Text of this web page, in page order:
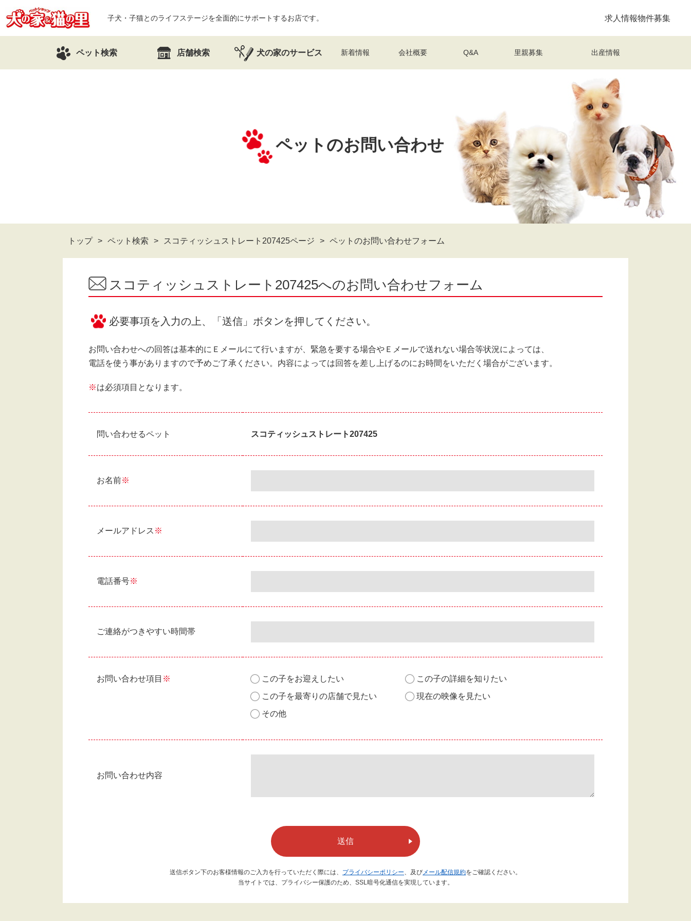
子犬・子猫とのライフステージを全面的にサポートするお店です。 求人情報物件募集
ペット検索 店舗検索 犬の家のサービス 新着情報 会社概要 Q&A 里親募集 出産情報
ペットのお問い合わせ
トップ ペット検索 スコティッシュストレート207425ページ ペットのお問い合わせフォーム
スコティッシュストレート207425へのお問い合わせフォーム
必要事項を入力の上、「送信」ボタンを押してください。
お問い合わせへの回答は基本的にＥメールにて行いますが、緊急を要する場合やＥメールで送れない場合等状況によっては、
電話を使う事がありますので予めご了承ください。内容によっては回答を差し上げるのにお時間をいただく場合がございます。
※は必須項目となります。
問い合わせるペット スコティッシュストレート207425
お名前※
メールアドレス ※
電話番号※
ご連絡がつきやすい時間帯
お問い合わせ項目 ※ この子をお迎えしたい
この子の詳細を知りたい
この子を最寄りの店舗で見たい
現在の映像を見たい
その他
お問い合わせ内容
送信
送信ボタン下のお客様情報のご入力を行っていただく際には、 プライバシーポリシー、及びメール配信規約をご確認ください。
当サイトでは、プライバシー保護のため、SSL暗号化通信を実現しています。